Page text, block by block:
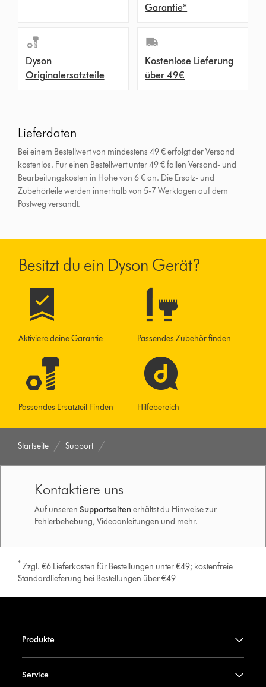
Garantie*
Dyson
Originalersatzteile
Kostenlose Lieferung
über 49€
Lieferdaten
Bei einem Bestellwert von mindestens 49 € erfolgt der Versand
kostenlos. Für einen Bestellwert unter 49 € fallen Versand- und
Bearbeitungskosten in Höhe von 6 € an. Die Ersatz- und
Zubehörteile werden innerhalb von 5-7 Werktagen auf dem
Postweg versandt.
Besitzt du ein Dyson Gerät?
Aktiviere deine Garantie Passendes Zubehör finden
Passendes Ersatzteil Finden Hilfebereich
Startseite Support
Kontaktiere uns
Auf unseren Supportseiten erhältst du Hinweise zur
Fehlerbehebung, Videoanleitungen und mehr.
* Zzgl. €6 Lieferkosten für Bestellungen unter €49; kostenfreie
Standardlieferung bei Bestellungen über €49
Produkte
Service